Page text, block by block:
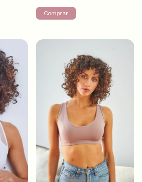
Comprar